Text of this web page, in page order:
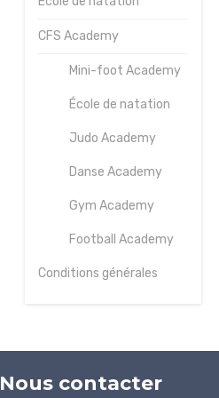
CFS Academy
Mini-foot Academy
École de natation
Judo Academy
Danse Academy
Gym Academy
Football Academy
Conditions générales
Nous contacter